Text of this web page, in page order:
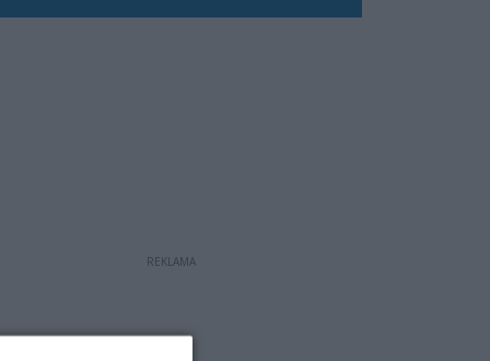
w Ustce!
prokuratury
pokazali klasę
nową sportową tradycję"
REKLAMA